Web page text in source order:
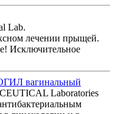
Lab.
лечении прыщей.
Исключительное
вагинальный
Laboratories